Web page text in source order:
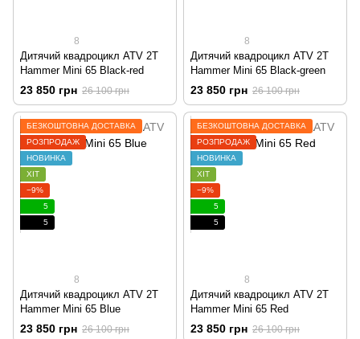
8
Дитячий квадроцикл ATV 2T
Hammer Mini 65 Black-red
23 850 грн 26 100 грн
8
Дитячий квадроцикл ATV 2T
Hammer Mini 65 Black-green
23 850 грн 26 100 грн
БЕЗКОШТОВНА ДОСТАВКА
РОЗПРОДАЖ
НОВИНКА
ХІТ
−9%
5
5
8
Дитячий квадроцикл ATV 2T
Hammer Mini 65 Blue
23 850 грн 26 100 грн
БЕЗКОШТОВНА ДОСТАВКА
РОЗПРОДАЖ
НОВИНКА
ХІТ
−9%
5
5
8
Дитячий квадроцикл ATV 2T
Hammer Mini 65 Red
23 850 грн 26 100 грн